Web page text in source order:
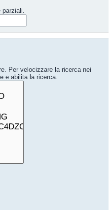
parziali.
Per velocizzare la ricerca nei
e abilita la ricerca.